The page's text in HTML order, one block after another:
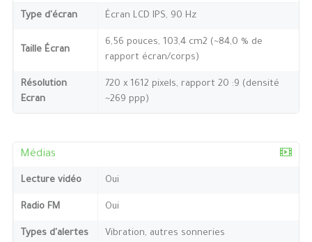
Type d'écran Écran LCD IPS, 90 Hz
Taille Écran
6,56 pouces, 103,4 cm2 (~84,0 % de
rapport écran/corps)
Résolution
Ecran
720 x 1612 pixels, rapport 20 :9 (densité
~269 ppp)
Médias
Lecture vidéo Oui
Radio FM Oui
Types d'alertes Vibration, autres sonneries